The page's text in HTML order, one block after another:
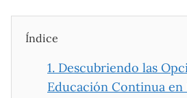
Índice
1. Descubriendo las
Educación Continua en